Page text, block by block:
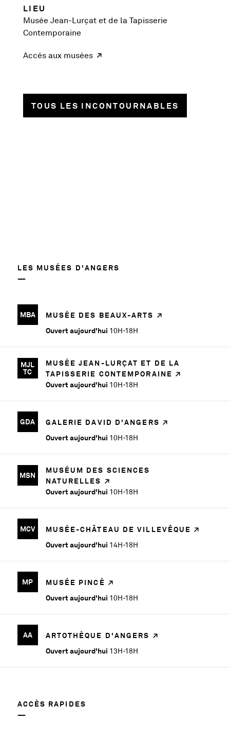
LIEU
Musée Jean-Lurçat et de la Tapisserie
Contemporaine
Accés aux musées
TOUS LES INCONTOURNABLES
LES MUSÉES D'ANGERS
MBA
MUSÉE DES BEAUX-ARTS
Ouvert aujourd'hui 10H-18H
MJL
TC
MUSÉE JEAN-LURÇAT ET DE LA
TAPISSERIE CONTEMPORAINE
Ouvert aujourd'hui 10H-18H
GDA
GALERIE DAVID D'ANGERS
Ouvert aujourd'hui 10H-18H
MSN
MUSÉUM DES SCIENCES
NATURELLES
Ouvert aujourd'hui 10H-18H
MCV
MUSÉE-CHÂTEAU DE VILLEVÊQUE
Ouvert aujourd'hui 14H-18H
MP
MUSÉE PINCÉ
Ouvert aujourd'hui 10H-18H
AA
ARTOTHÈQUE D'ANGERS
Ouvert aujourd'hui 13H-18H
ACCÈS RAPIDES